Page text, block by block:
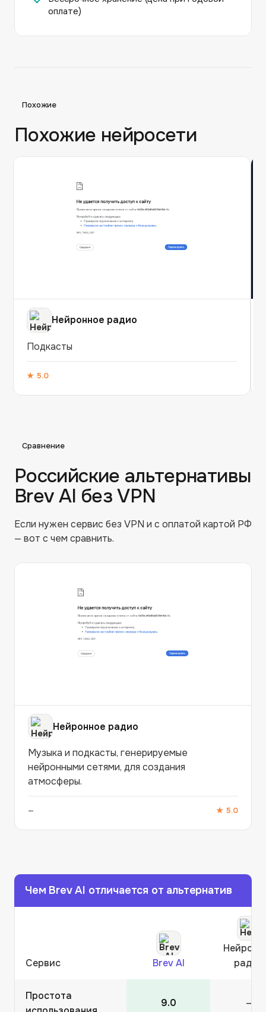
оплате)
Похожие
Похожие нейросети
Нейронное радио
Подкасты
★ 5.0
Сравнение
Российские альтернативы
Brev AI без VPN
Если нужен сервис без VPN и с оплатой картой РФ
— вот с чем сравнить.
Нейронное радио
Музыка и подкасты, генерируемые
нейронными сетями, для создания
атмосферы.
— ★ 5.0
Чем Brev AI отличается от альтернатив
Сервис Brev AI
радио
Простота
9.0 —